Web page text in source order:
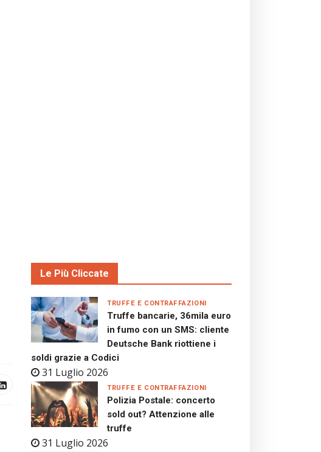
Le Più Cliccate
Truffe bancarie, 36mila euro
in fumo con un SMS: cliente
Deutsche Bank riottiene i
soldi grazie a Codici
31 Luglio 2026
TRUFFE E CONTRAFFAZIONI
Polizia Postale: concerto
sold out? Attenzione alle
truffe
31 Luglio 2026
TRUFFE E CONTRAFFAZIONI